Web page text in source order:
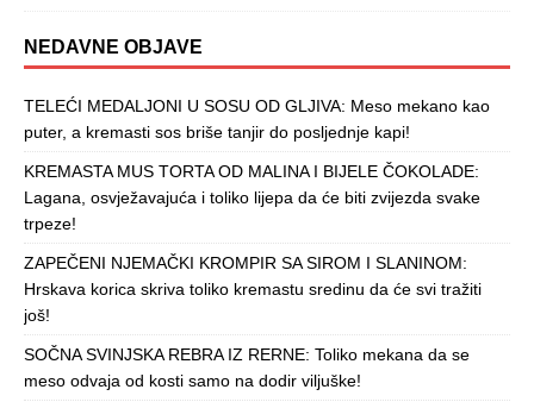
NEDAVNE OBJAVE
TELEĆI MEDALJONI U SOSU OD GLJIVA: Meso mekano kao
puter, a kremasti sos briše tanjir do posljednje kapi!
KREMASTA MUS TORTA OD MALINA I BIJELE ČOKOLADE:
Lagana, osvježavajuća i toliko lijepa da će biti zvijezda svake
trpeze!
ZAPEČENI NJEMAČKI KROMPIR SA SIROM I SLANINOM:
Hrskava korica skriva toliko kremastu sredinu da će svi tražiti
još!
SOČNA SVINJSKA REBRA IZ RERNE: Toliko mekana da se
meso odvaja od kosti samo na dodir viljuške!